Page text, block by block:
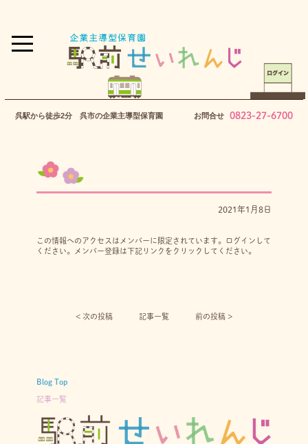
呉駅から徒歩2分 呉市の企業主導型保育園 お問合せ 0823-27-6700
2021年1月8日
この情報へのアクセスはメンバーに限定されています。ログインして
ください。メンバー登録は下記リンクをクリックしてください。
< 次の投稿︎ 記事一覧 前の投稿 >
Blog Top
記事一覧